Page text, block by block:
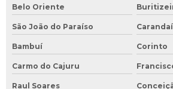
Belo Oriente
São João do Paraíso Carandaí
Bambuí Corinto
Carmo do Cajuru
Raul Soares